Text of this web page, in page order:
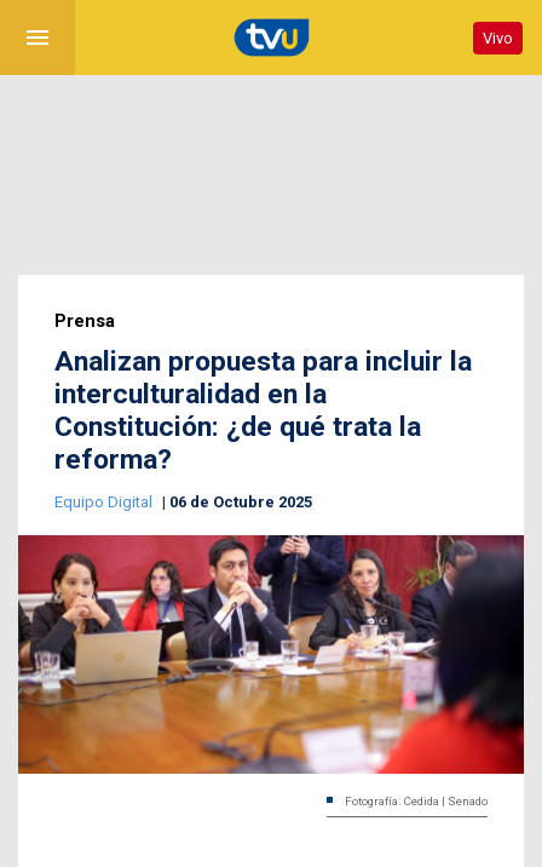
menu Vivo
Prensa
Analizan propuesta para incluir la
interculturalidad en la
Constitución: ¿de qué trata la
reforma?
Equipo Digital 06 de Octubre 2025
Fotografía: Cedida | Senado